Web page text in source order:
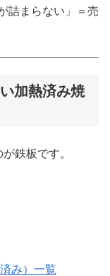
詰まらない」＝売
加熱済み焼
鉄板です。
み）一覧